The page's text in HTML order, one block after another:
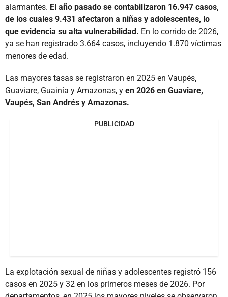
alarmantes. El año pasado se contabilizaron 16.947 casos,
de los cuales 9.431 afectaron a niñas y adolescentes, lo
que evidencia su alta vulnerabilidad. En lo corrido de 2026,
ya se han registrado 3.664 casos, incluyendo 1.870 víctimas
menores de edad.
Las mayores tasas se registraron en 2025 en Vaupés,
Guaviare, Guainía y Amazonas, y en 2026 en Guaviare,
Vaupés, San Andrés y Amazonas.
PUBLICIDAD
La explotación sexual de niñas y adolescentes registró 156
casos en 2025 y 32 en los primeros meses de 2026. Por